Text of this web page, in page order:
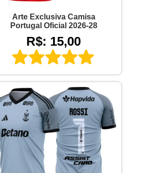
Arte Exclusiva Camisa
Portugal Oficial 2026-28
R$: 15,00